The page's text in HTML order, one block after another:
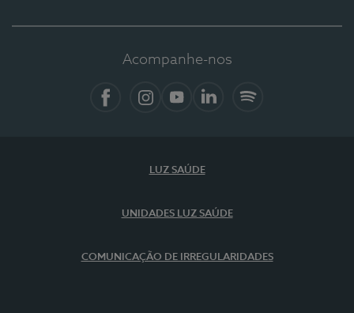
Acompanhe-nos
LUZ SAÚDE
UNIDADES LUZ SAÚDE
COMUNICAÇÃO DE IRREGULARIDADES